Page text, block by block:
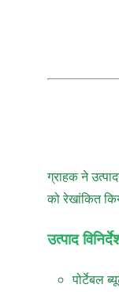
ग्राहक ने
को रेखांकित
उत्पाद
पोर्टेबल